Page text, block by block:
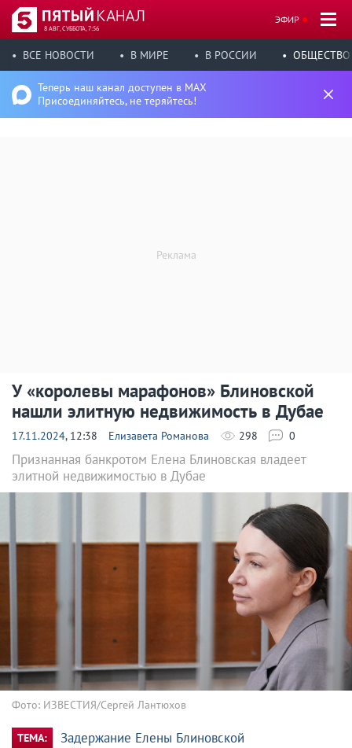
8 АВГ, СУББОТА, 7:56
ЭФИР
ВСЕ НОВОСТИ В МИРЕ В РОССИИ ОБЩЕСТВО
Теперь наш канал доступен в MAX
Присоединяйтесь, не теряйтесь!
У «королевы марафонов» Блиновской
нашли элитную недвижимость в Дубае
17.11.2024, 12:38 Елизавета Романова 298 0
Признанная банкротом Елена Блиновская владеет
элитной недвижимостью в Дубае
Фото: ИЗВЕСТИЯ/Сергей Лантюхов
ТЕМА: Задержание Елены Блиновской